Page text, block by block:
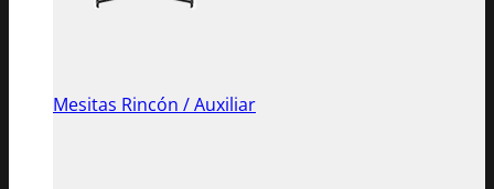
Mesitas Rincón / Auxiliar